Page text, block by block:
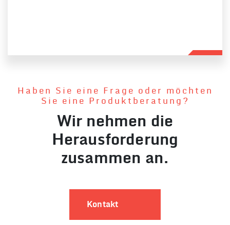
Haben Sie eine Frage oder möchten
Sie eine Produktberatung?
Wir nehmen die
Herausforderung
zusammen an.
Kontakt